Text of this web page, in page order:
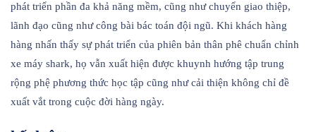
phát triển phần đa khả năng mềm, cũng như chuyển giao thiệp,
lãnh đạo cũng như công bài bác toán đội ngũ. Khi khách hàng
hàng nhấn thấy sự phát triển của phiên bản thân phê chuẩn chỉnh
xe máy shark, họ vẫn xuất hiện được khuynh hướng tập trung
rộng phệ phương thức học tập cũng như cải thiện không chỉ đề
xuất vắt trong cuộc đời hàng ngày.